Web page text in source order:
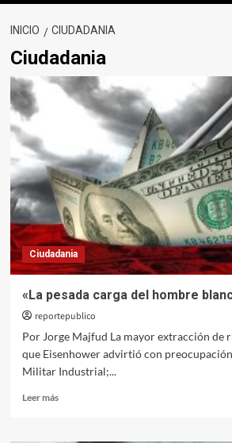
INICIO CIUDADANIA
Ciudadania
Ciudadania
«La pesada carga del hombre
reportepublico
Por Jorge Majfud La mayor extracción de
que Eisenhower advirtió con
Militar Industrial;...
Leer másLeer
«La